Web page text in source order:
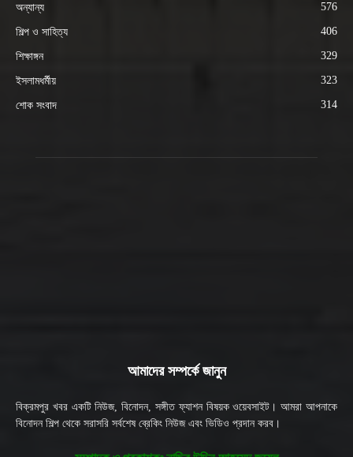
অন্যান্য 576
শিল্প ও সাহিত্য 406
শিক্ষাঙ্গন 329
ইসলামধর্মীয় 323
শোক সংবাদ 314
আমাদের সম্পর্কে জানুন
বিক্রমপুর খবর একটি নিউজ, বিনোদন, সঙ্গীত ফ্যাশন বিষয়ক ওয়েবসাইট। আমরা আপনাকে
বিনোদন শিল্প থেকে সরাসরি সর্বশেষ ব্রেকিং নিউজ এবং ভিডিও প্রদান করব।